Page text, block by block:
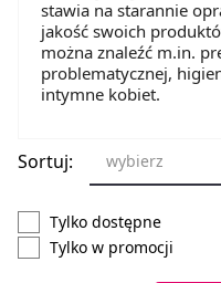
stawia na starannie
jakość swoich
można znaleźć m.in.
problematycznej,
intymne kobiet.
Sortuj: wybierz
Tylko dostępne
Tylko w promocji